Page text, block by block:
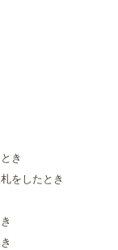
き
をしたとき